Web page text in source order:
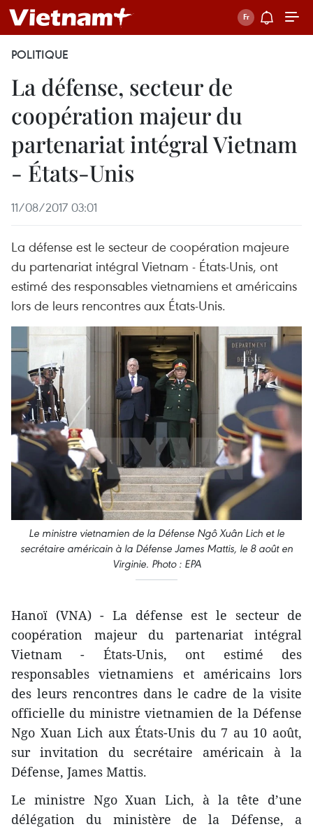
POLITIQUE
La défense, secteur de
coopération majeur du
partenariat intégral Vietnam
- États-Unis
11/08/2017 03:01
La défense est le secteur de coopération majeure
du partenariat intégral Vietnam - États-Unis, ont
estimé des responsables vietnamiens et américains
lors de leurs rencontres aux États-Unis.
Le ministre vietnamien de la Défense Ngô Xuân Lich et le
secrétaire américain à la Défense James Mattis, le 8 août en
Virginie. Photo : EPA
Hanoï (VNA) - La défense est le secteur de
coopération majeur du partenariat intégral
Vietnam - États-Unis, ont estimé des
responsables vietnamiens et américains lors
des leurs rencontres dans le cadre de la visite
officielle du ministre vietnamien de la Défense
Ngo Xuan Lich aux États-Unis du 7 au 10 août,
sur invitation du secrétaire américain à la
Défense, James Mattis.
Le ministre Ngo Xuan Lich, à la tête d’une
délégation du ministère de la Défense, a